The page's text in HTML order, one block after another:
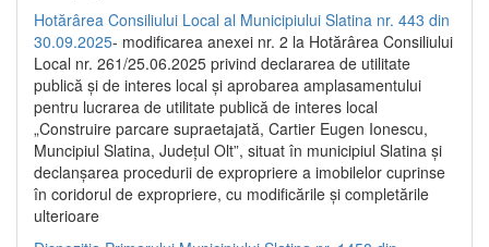
Hotărârea Consiliului Local al Municipiului Slatina nr. 443 din
30.09.2025- modificarea anexei nr. 2 la Hotărârea Consiliului
Local nr. 261/25.06.2025 privind declararea de utilitate
publică şi de interes local şi aprobarea amplasamentului
pentru lucrarea de utilitate publică de interes local
„Construire parcare supraetajată, Cartier Eugen Ionescu,
Muncipiul Slatina, Judeţul Olt”, situat în municipiul Slatina şi
declanşarea procedurii de expropriere a imobilelor cuprinse
în coridorul de expropriere, cu modificările şi completările
ulterioare